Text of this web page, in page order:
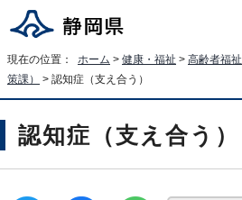
現在の位置： ホーム > 健康・福祉 > 高齢者福祉
策課）
> 認知症（支え合う）
認知症（支え合う）